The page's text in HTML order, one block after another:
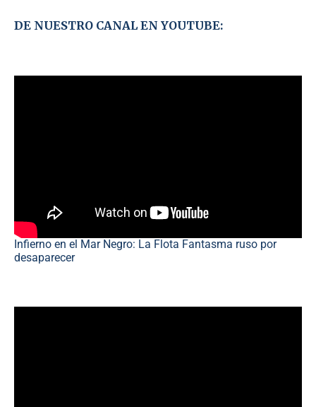
DE NUESTRO CANAL EN YOUTUBE:
Infierno en el Mar Negro: La Flota Fantasma ruso por
desaparecer